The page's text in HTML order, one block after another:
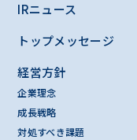
IRニュース
トップメッセージ
経営方針
企業理念
成長戦略
対処すべき課題